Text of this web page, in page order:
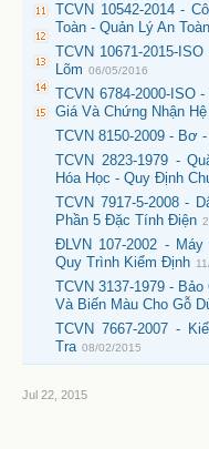
TCVN 10542-2014 -
Toàn - Quản Lý An
TCVN 10671-2015-
Lõm 06/05/2016
TCVN 6784-2000-ISO
Giá Và Chứng Nhận
TCVN 8150-2009 - Bơ
TCVN 2823-1979 -
Hóa Học - Quy Định
TCVN 7917-5-2008 -
Phần 5 Đặc Tính Điện
ĐLVN 107-2002 -
Quy Trình Kiểm Định
TCVN 3137-1979 -
Và Biến Màu Cho Gỗ
TCVN 7667-2007 -
Tra 08/02/2015
Jul 22, 2015